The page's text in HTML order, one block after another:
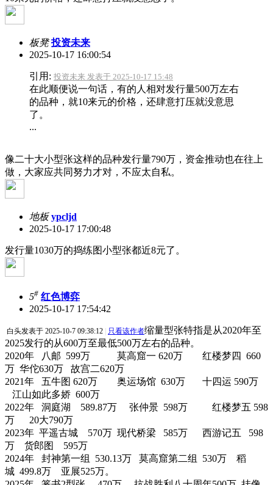
板凳 投资未来
2025-10-17 16:00:54
引用: 投资未来 发表于 2025-10-17 15:48
在此顺便说一句话，有的人相对发行量500万左右
的品种，就10来元的价格，还肆意打压就没意思
了。
...
像二十大小型张这样的品种发行量790万，资金推动也在往上
做，大家应共同努力才对，不应太自私。
地板 ypcljd
2025-10-17 17:00:48
发行量1030万的捣练图小型张都近8元了。
5# 红色博弈
2025-10-17 17:54:42
白头发表于 2025-10-7 09:38:12 只看该作者缩量型张特指是从2020年至
2025发行的从600万至最低500万左右的品种。
2020年 八邮 599万 莫高窟一 620万 红楼梦四 660
万 华佗630万 故宫二620万
2021年 五牛图 620万 奥运场馆 630万 十四运 590万
江山如此多娇 600万
2022年 洞庭湖 589.87万 张仲景 598万 红楼梦五 598
万 20大790万
2023年 平遥古城 570万 现代桥梁 585万 西游记五 598
万 货郎图 595万
2024年 封神第一组 530.13万 莫高窟第二组 530万 稻
城 499.8万 亚展525万。